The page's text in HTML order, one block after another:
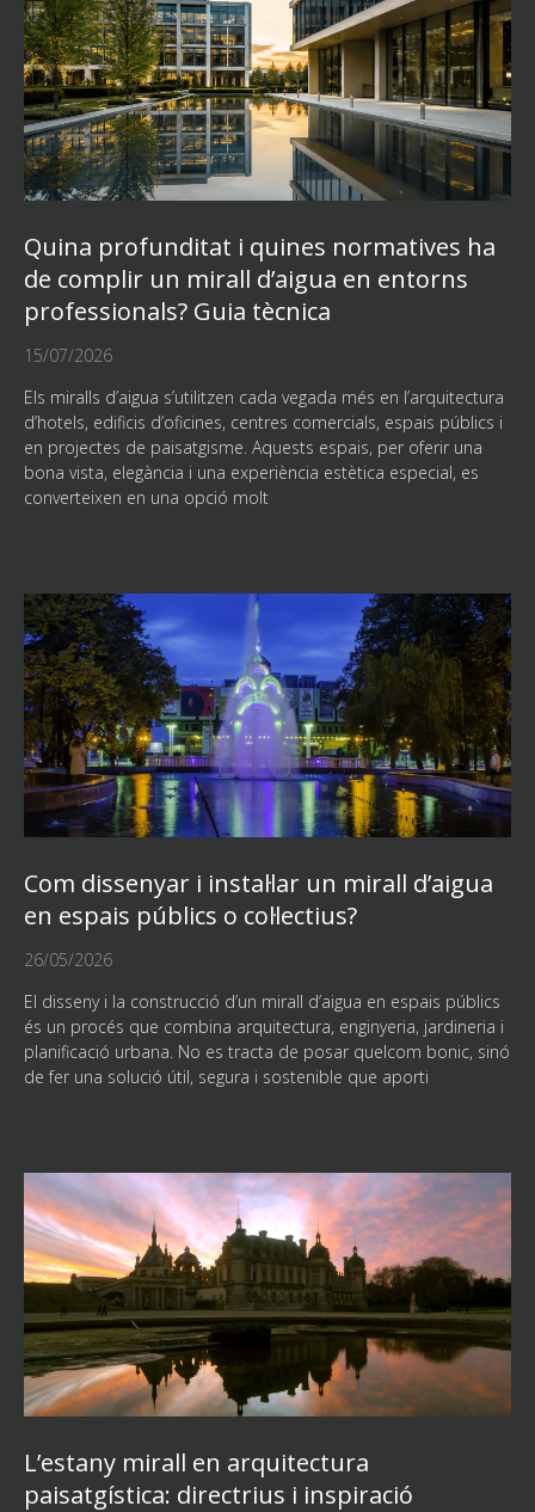
Quina profunditat i quines normatives ha
de complir un mirall d’aigua en entorns
professionals? Guia tècnica
15/07/2026
Els miralls d’aigua s’utilitzen cada vegada més en l’arquitectura
d’hotels, edificis d’oficines, centres comercials, espais públics i
en projectes de paisatgisme. Aquests espais, per oferir una
bona vista, elegància i una experiència estètica especial, es
converteixen en una opció molt
Com dissenyar i instal·lar un mirall d’aigua
en espais públics o col·lectius?
26/05/2026
El disseny i la construcció d’un mirall d’aigua en espais públics
és un procés que combina arquitectura, enginyeria, jardineria i
planificació urbana. No es tracta de posar quelcom bonic, sinó
de fer una solució útil, segura i sostenible que aporti
L’estany mirall en arquitectura
paisatgística: directrius i inspiració